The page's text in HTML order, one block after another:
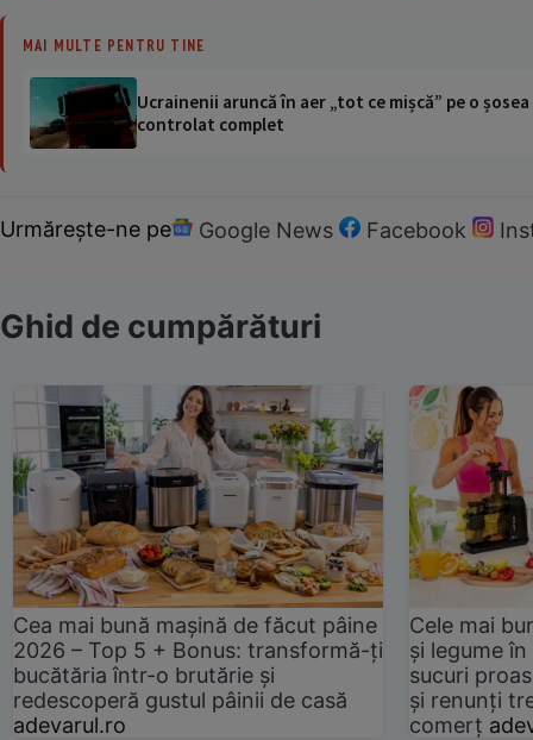
MAI MULTE PENTRU TINE
Ucrainenii aruncă în aer „tot ce mișcă” pe o
controlat complet
Urmărește-ne pe Google News Facebook
Ghid de cumpărături
Cea mai bună mașină de făcut pâine
2026 – Top 5 + Bonus: transformă-ți
bucătăria într-o brutărie și
redescoperă gustul pâinii de casă
adevarul.ro
Cele mai
și legume
sucuri
și renunți
comerț